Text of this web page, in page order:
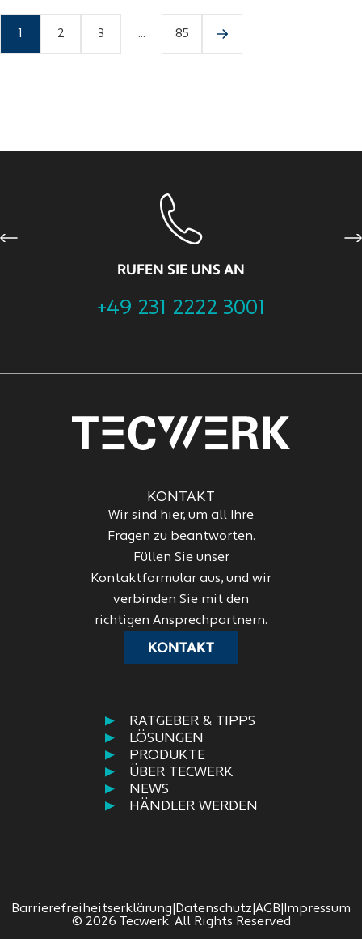
2 3 ... 85
RUFEN SIE UNS AN
+49 231 2222 3001
Previous
RATGEBER & TIPPS
LÖSUNGEN
PRODUKTE
ÜBER TECWERK
NEWS
HÄNDLER WERDEN
KONTAKT
Wir sind hier, um all Ihre
Fragen zu beantworten.
Füllen Sie unser
Kontaktformular aus, und wir
verbinden Sie mit den
richtigen Ansprechpartnern.
KONTAKT
Barrierefreiheitserklärung Datenschutz AGB
Impressum
© 2026 Tecwerk. All Rights Reserved